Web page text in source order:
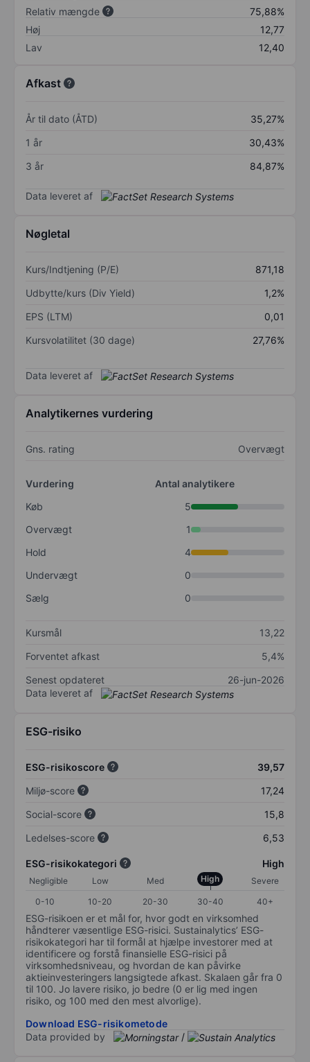
Relativ mængde
75,88%
Høj
12,77
Lav
12,40
Afkast
År til dato (ÅTD)
35,27%
1 år
30,43%
3 år
84,87%
Data leveret af
Nøgletal
Kurs/Indtjening (P/E)
871,18
Udbytte/kurs (Div Yield)
1,2%
EPS (LTM)
0,01
Kursvolatilitet (30 dage)
27,76%
Data leveret af
Analytikernes vurdering
Gns. rating Overvægt
Vurdering
Antal analytikere
Køb
5
Overvægt
1
Hold
4
Undervægt
0
Sælg
0
Kursmål
13,22
Forventet afkast
5,4%
Senest opdateret
26-jun-2026
Data leveret af
ESG-risiko
ESG-risikoscore
39,57
Miljø-score
17,24
Social-score
15,8
Ledelses-score
6,53
ESG-risikokategori High
Negligible Low Med High
Severe
0-10
10-20 20-30 30-40 40+
ESG-risikoen er et mål for, hvor godt en virksomhed
håndterer væsentlige ESG-risici. Sustainalytics’ ESG-
risikokategori har til formål at hjælpe investorer med at
identificere og forstå finansielle ESG-risici på
virksomhedsniveau, og hvordan de kan påvirke
aktieinvesteringers langsigtede afkast. Skalaen går fra 0
til 100. Jo lavere risiko, jo bedre (0 er lig med ingen
risiko, og 100 med den mest alvorlige).
Download ESG-risikometode
Data provided by
/